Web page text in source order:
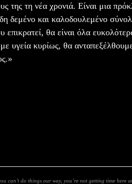
της τη νέα χρονιά. Είναι μια
δεμένο και καλοδουλεμένο
επικρατεί, θα είναι όλα
υγεία κυρίως, θα
can’t do things our way, you’re not getting time here